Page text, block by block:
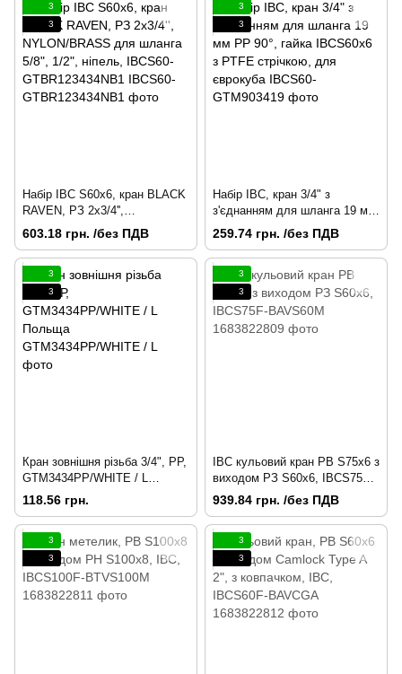
3
3
Набір IBC S60x6, кран BLACK
RAVEN, РЗ 2x3/4'',
NYLON/BRASS для шланга
5/8", 1/2", ніпель, IBCS60-
GTBR123434NB1
603.18 грн. /без ПДВ
3
3
Набір IBC, кран 3/4" з
з'єднанням для шланга 19 мм
PP 90°, гайка IBCS60x6 з
PTFE стрічкою, для єврокуба
259.74 грн. /без ПДВ
3
3
Кран зовнішня різьба 3/4", РР,
GTM3434PP/WHITE / L
Польща
118.56 грн.
3
3
IBC кульовий кран РВ S75x6 з
виходом РЗ S60x6, IBCS75F-
BAVS60M
939.84 грн. /без ПДВ
3
3
3
3